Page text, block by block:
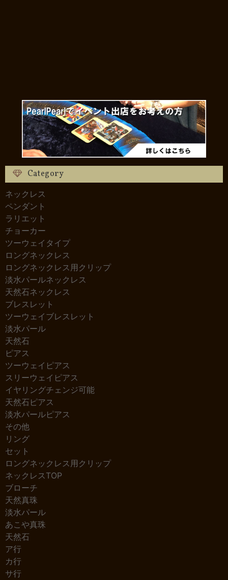
Category
ネックレス
ペンダント
ラリエット
チョーカー
ツーウェイタイプ
ロングネックレス
ロングネックレス用クリップ
淡水パールネックレス
天然石ネックレス
ブレスレット
ツーウェイブレスレット
淡水パール
天然石
ピアス
ツーウェイピアス
スリーウェイピアス
イヤリングチェンジ可能
天然石ピアス
淡水パールピアス
その他
リング
セット
ロングネックレス用クリップ
ネックレスTOP
ブローチ
天然真珠
淡水パール
あこや真珠
天然石
ア行
カ行
サ行